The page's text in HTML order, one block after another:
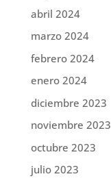
abril 2024
marzo 2024
febrero 2024
enero 2024
diciembre 2023
noviembre 2023
octubre 2023
julio 2023